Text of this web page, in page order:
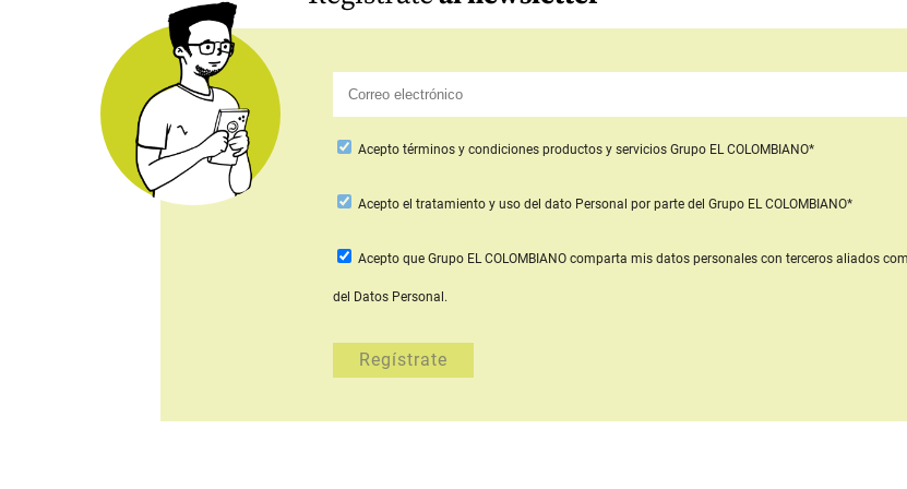
Acepto términos y condiciones productos y servicios Grupo EL COLOMBIANO*
Aceptoel tratamiento y uso del dato Personal por parte del Grupo EL COLOMBIANO*
Acepto que Grupo EL COLOMBIANO comparta mis datos personales con terceros aliados
del Datos Personal.